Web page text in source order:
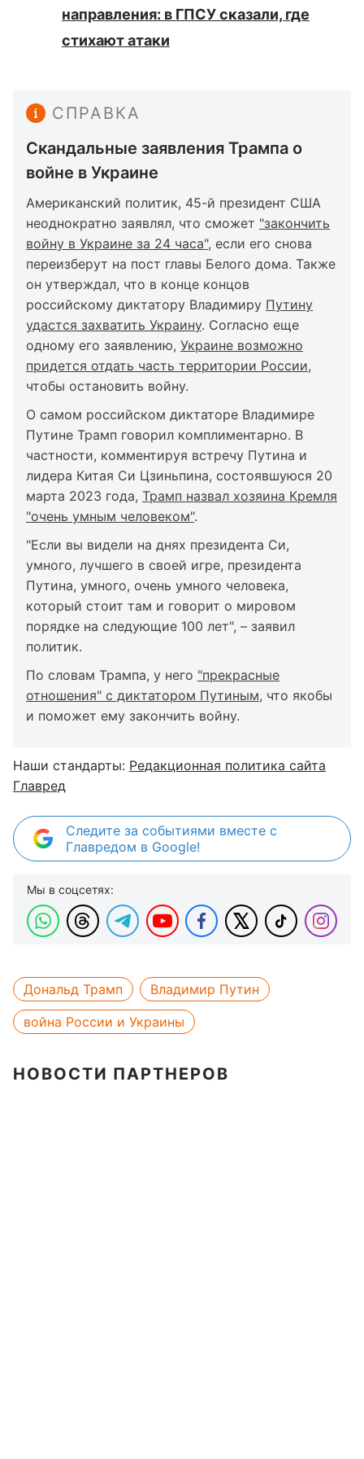
направления: в ГПСУ сказали, где
стихают атаки
СПРАВКА
Скандальные заявления Трампа о
войне в Украине
Американский политик, 45-й президент США
неоднократно заявлял, что сможет "закончить
войну в Украине за 24 часа", если его снова
переизберут на пост главы Белого дома. Также
он утверждал, что в конце концов
российскому диктатору Владимиру Путину
удастся захватить Украину. Согласно еще
одному его заявлению, Украине возможно
придется отдать часть территории России,
чтобы остановить войну.
О самом российском диктаторе Владимире
Путине Трамп говорил комплиментарно. В
частности, комментируя встречу Путина и
лидера Китая Си Цзиньпина, состоявшуюся 20
марта 2023 года, Трамп назвал хозяина Кремля
"очень умным человеком".
"Если вы видели на днях президента Си,
умного, лучшего в своей игре, президента
Путина, умного, очень умного человека,
который стоит там и говорит о мировом
порядке на следующие 100 лет", – заявил
политик.
По словам Трампа, у него "прекрасные
отношения" с диктатором Путиным, что якобы
и поможет ему закончить войну.
Наши стандарты: Редакционная политика сайта
Главред
Следите за событиями вместе с
Главредом в Google!
Мы в соцсетях:
Дональд Трамп
Владимир Путин
война России и Украины
НОВОСТИ ПАРТНЕРОВ